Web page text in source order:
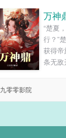
攀附了
时候
退。
意，美
仿佛成
万神
“楚夏
行？”
获得帝
条无
九零零影院